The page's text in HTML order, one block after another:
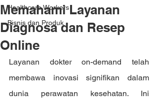
Healthcare Workers
Bisnis dan Produk
Memahami Layanan
Diagnosa dan Resep
Online
Layanan dokter on-demand telah
membawa inovasi signifikan dalam
dunia perawatan kesehatan. Ini